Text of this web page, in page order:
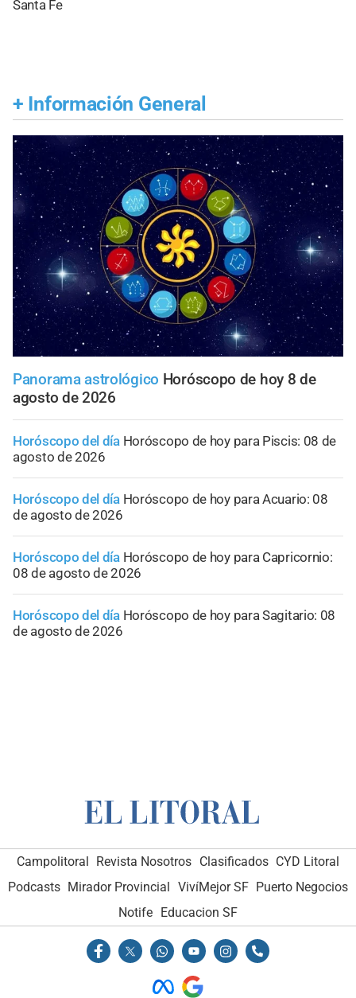
Santa Fe
+ Información General
Panorama astrológico Horóscopo de hoy 8 de
agosto de 2026
Horóscopo del día Horóscopo de hoy para Piscis: 08 de
agosto de 2026
Horóscopo del día Horóscopo de hoy para Acuario: 08
de agosto de 2026
Horóscopo del día Horóscopo de hoy para Capricornio:
08 de agosto de 2026
Horóscopo del día Horóscopo de hoy para Sagitario: 08
de agosto de 2026
Campolitoral Revista Nosotros Clasificados CYD Litoral
Podcasts Mirador Provincial VivíMejor SF Puerto Negocios
Notife Educacion SF